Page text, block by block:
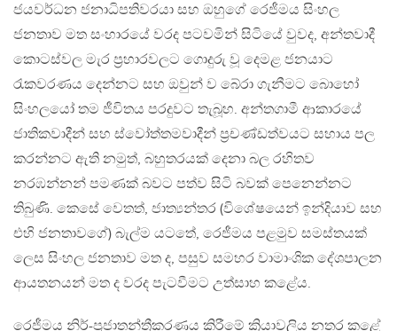
ජයවර්ධන ජනාධිපතිවරයා සහ ඔහුගේ රෙජීමය සිංහල
ජනතාව මත සංහාරයේ වරද පටවමින් සිටියේ වුවද, අන්තවාදී
කොටස්වල මැර ප්‍රහාරවලට ගොදුරු වූ දෙමළ ජනයාට
රැකවරණය දෙන්නට සහ ඔවුන් ව බේරා ගැනීමට බොහෝ
සිංහලයෝ තම ජීවිතය පරදුවට තැබූහ. අන්තගාමී ආකාරයේ
ජාතිකවාදීන් සහ ස්වෝත්තමවාදීන් ප්‍රචණ්ඩත්වයට සහාය පල
කරන්නට ඇති නමුත්, බහුතරයක් දෙනා බල රහිතව
නරඹන්නන් පමණක් බවට පත්ව සිටි බවක් පෙනෙන්නට
තිබුණි. කෙසේ වෙතත්, ජාත්‍යන්තර (විශේෂයෙන් ඉන්දියාව සහ
එහි ජනතාවගේ) බැල්ම යටතේ, රෙජීමය පළමුව සමස්තයක්
ලෙස සිංහල ජනතාව මත ද, පසුව සමහර වාමාංශික දේශපාලන
ආයතනයන් මත ද වරද පැටවීමට උත්සාහ කළේය.
රෙජීමය නිර්-ප්‍රජාතන්ත්‍රීකරණය කිරීමේ ක්‍රියාවලිය නතර කළේ